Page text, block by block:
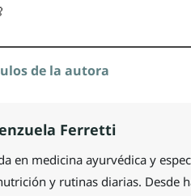
de la autora
Ferretti
en medicina ayurvédica y
y rutinas diarias. Desde